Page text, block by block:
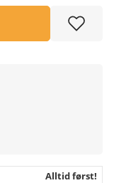
Alltid først!